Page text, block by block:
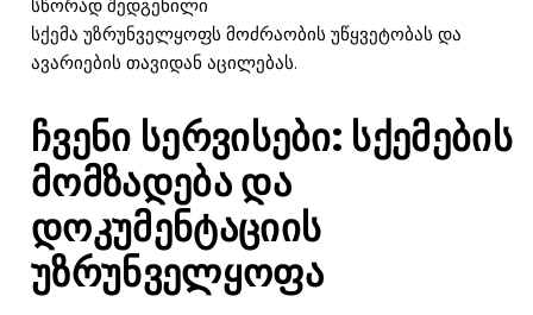
სწორად შედგენილი
სქემა უზრუნველყოფს მოძრაობის უწყვეტობას და
ავარიების თავიდან აცილებას.
ჩვენი სერვისები: სქემების
მომზადება და
დოკუმენტაციის
უზრუნველყოფა